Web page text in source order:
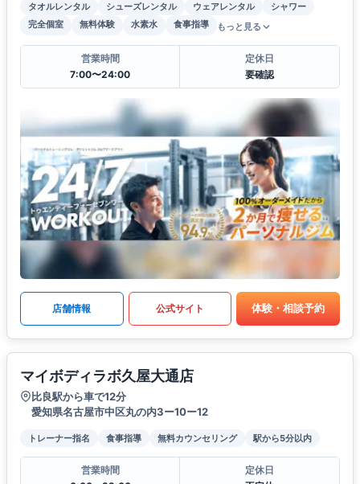
タオルレンタル シューズレンタル ウェアレンタル
シャワー
完全個室
無料体験 水素水 食事指導 もっと見る
営業時間
7:00〜24:00
定休日
要確認
店舗情報 公式サイト 体験・相談予約
マイボディラボ久屋大通店
比良駅から車で12分
愛知県名古屋市中区丸の内3ー10ー12
トレーナー指名 食事指導 無料カウンセリング 駅から5分以内
営業時間
定休日